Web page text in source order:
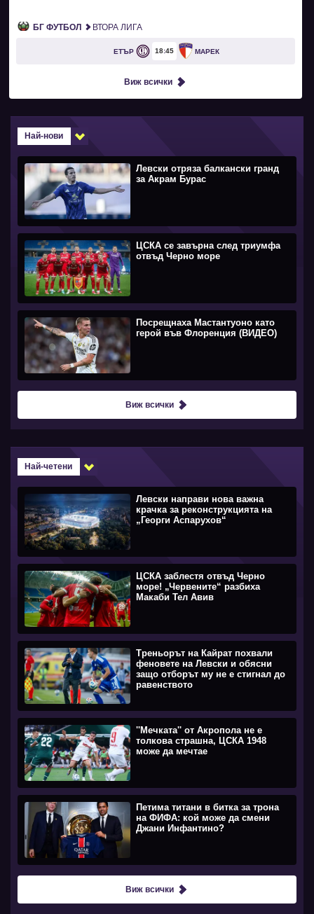
БГ ФУТБОЛ ВТОРА ЛИГА
ЕТЪР 18 45 МАРЕК
Виж всички
Най-нови
Левски отряза балкански гранд
за Акрам Бурас
ЦСКА се завърна след триумфа
отвъд Черно море
Посрещнаха Мастантуоно като
герой във Флоренция (ВИДЕО)
Виж всички
Най-четени
Левски направи нова важна
крачка за реконструкцията на
„Георги Аспарухов“
ЦСКА заблестя отвъд Черно
море! „Червените“ разбиха
Макаби Тел Авив
Треньорът на Кайрат похвали
феновете на Левски и обясни
защо отборът му не е стигнал до
равенството
''Мечката'' от Акропола не е
толкова страшна, ЦСКА 1948
може да мечтае
Петима титани в битка за трона
на ФИФА: кой може да смени
Джани Инфантино?
Виж всички